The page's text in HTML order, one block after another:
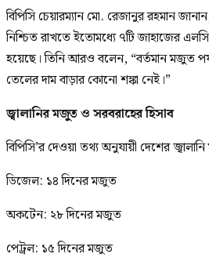
বিপিসি চেয়ারম্যান মো. রেজানুর রহমান
নিশ্চিত রাখতে ইতোমধ্যে ৭টি জাহাজের
হয়েছে। তিনি আরও বলেন, “বর্তমান মজুত
তেলের দাম বাড়ার কোনো শঙ্কা নেই।”
জ্বালানির মজুত ও সরবরাহের হিসাব
বিপিসি’র দেওয়া তথ্য অনুযায়ী দেশের
ডিজেল: ১৪ দিনের মজুত
অকটেন: ২৮ দিনের মজুত
পেট্রল: ১৫ দিনের মজুত